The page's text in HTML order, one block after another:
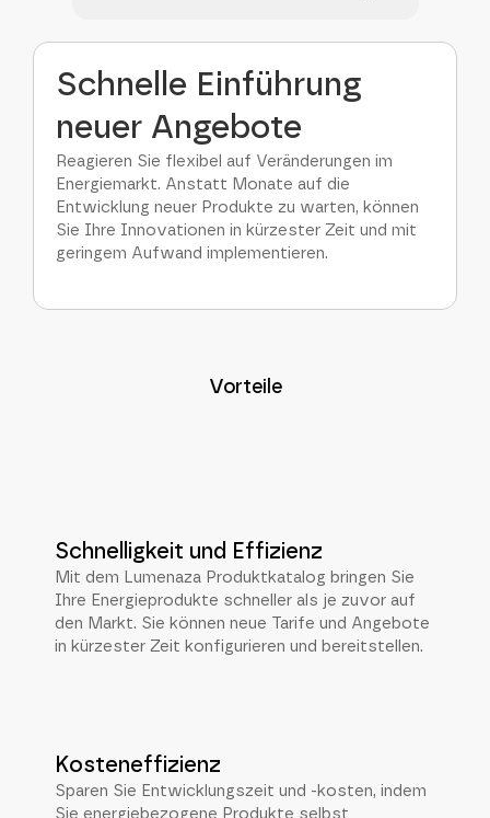
Schnelle Einführung
neuer Angebote
Reagieren Sie flexibel auf Veränderungen im
Energiemarkt. Anstatt Monate auf die
Entwicklung neuer Produkte zu warten, können
Sie Ihre Innovationen in kürzester Zeit und mit
geringem Aufwand implementieren.
Vorteile
Schnelligkeit und Effizienz
Mit dem Lumenaza Produktkatalog bringen Sie
Ihre Energieprodukte schneller als je zuvor auf
den Markt. Sie können neue Tarife und Angebote
in kürzester Zeit konfigurieren und bereitstellen.
Kosteneffizienz
Sparen Sie Entwicklungszeit und -kosten, indem
Sie energiebezogene Produkte selbst